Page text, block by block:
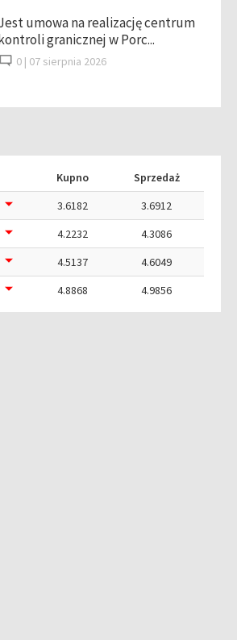
umowa na realizację centrum
granicznej w Porc...
0 | 07 sierpnia 2026
Kupno
Sprzedaż
3.6182
3.6912
4.2232
4.3086
4.5137
4.6049
4.8868 4.9856